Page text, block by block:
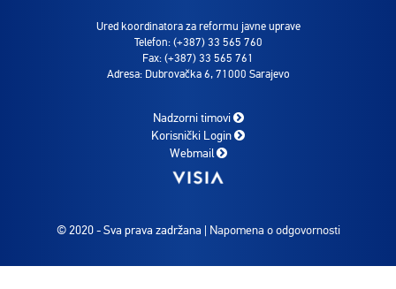
Ured koordinatora za reformu javne uprave
Telefon: (+387) 33 565 760
Fax: (+387) 33 565 761
Adresa: Dubrovačka 6, 71000 Sarajevo
Nadzorni timovi
Korisnički Login
Webmail
© 2020 - Sva prava zadržana | Napomena o odgovornosti